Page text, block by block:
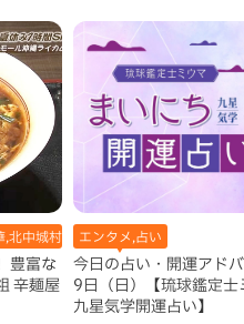
,北中城村,地域,本島中部
豊富な
辛麺屋
エンタメ,占い
今日の占い・開運アド
9日（日）【琉球鑑定士
九星気学開運占い】